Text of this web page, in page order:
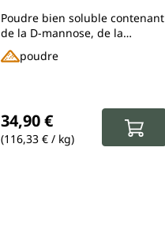
g de poudre - par
Unimedica
Poudre bien soluble contenant
de la D-mannose, de la
canneberge, du MSM, des
vitamines, des minéraux et de
poudre
34,90 €
(116,33 € / kg)